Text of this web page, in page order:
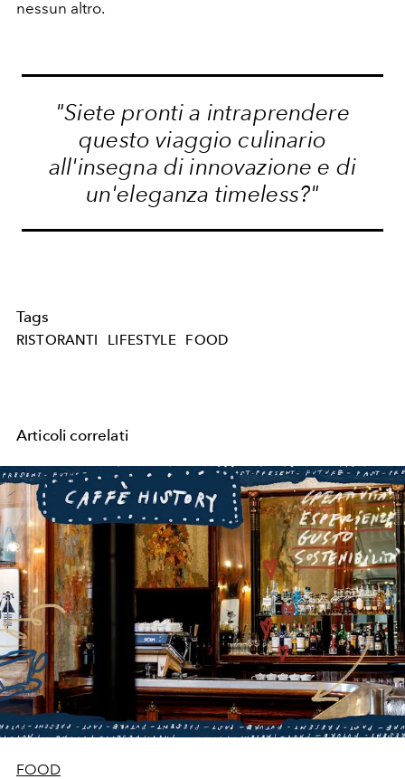
nessun altro.
"Siete pronti a intraprendere
questo viaggio culinario
all'insegna di innovazione e di
un'eleganza timeless?"
Tags
RISTORANTI LIFESTYLE FOOD
Articoli correlati
FOOD